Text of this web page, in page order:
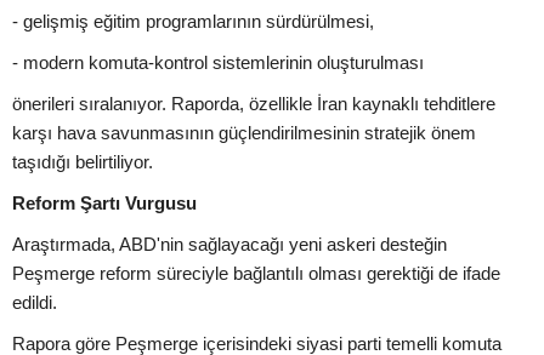
- gelişmiş eğitim programlarının sürdürülmesi,
- modern komuta-kontrol sistemlerinin oluşturulması
önerileri sıralanıyor. Raporda, özellikle İran kaynaklı tehditlere
karşı hava savunmasının güçlendirilmesinin stratejik önem
taşıdığı belirtiliyor.
Reform Şartı Vurgusu
Araştırmada, ABD'nin sağlayacağı yeni askeri desteğin
Peşmerge reform süreciyle bağlantılı olması gerektiği de ifade
edildi.
Rapora göre Peşmerge içerisindeki siyasi parti temelli komuta